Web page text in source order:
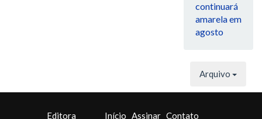
continuará
amarela em
agosto
Arquivo
Editora
Início Assinar Contato